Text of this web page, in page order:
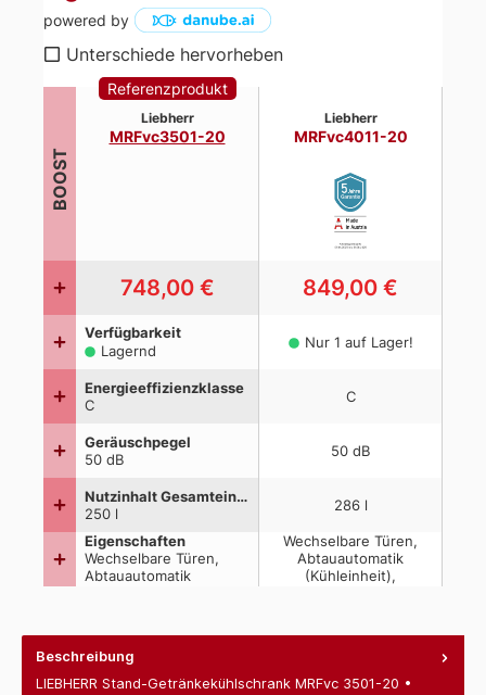
Beschreibung
LIEBHERR Stand-Getränkekühlschrank MRFvc 3501-20 •